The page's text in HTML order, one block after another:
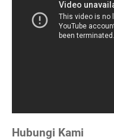
Hubungi Kami